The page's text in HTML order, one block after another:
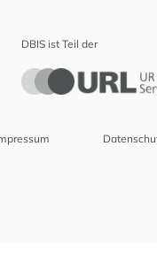
DBIS ist Teil der